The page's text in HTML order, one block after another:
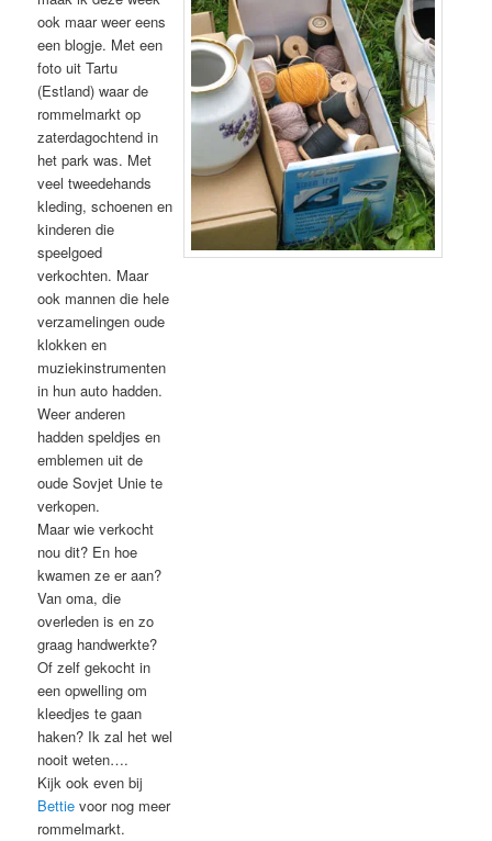
ook maar weer eens
een blogje. Met een
foto uit Tartu
(Estland) waar de
rommelmarkt op
zaterdagochtend in
het park was. Met
veel tweedehands
kleding, schoenen en
kinderen die
speelgoed
verkochten. Maar
ook mannen die hele
verzamelingen oude
klokken en
muziekinstrumenten
in hun auto hadden.
Weer anderen
hadden speldjes en
emblemen uit de
oude Sovjet Unie te
verkopen.
Maar wie verkocht
nou dit? En hoe
kwamen ze er aan?
Van oma, die
overleden is en zo
graag handwerkte?
Of zelf gekocht in
een opwelling om
kleedjes te gaan
haken? Ik zal het wel
nooit weten….
Kijk ook even bij
Bettie voor nog meer
rommelmarkt.